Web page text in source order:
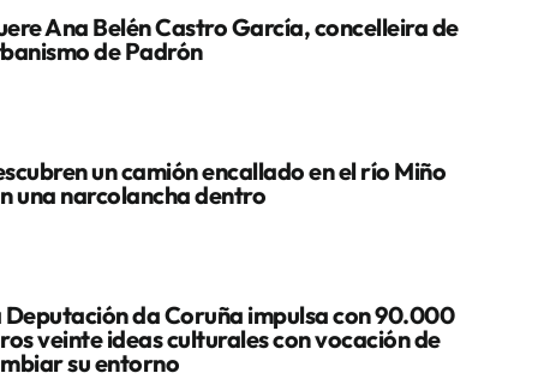
Ana Belén Castro García, concelleira de
de Padrón
un camión encallado en el río Miño
una narcolancha dentro
Deputación da Coruña impulsa con 90.000
veinte ideas culturales con vocación de
su entorno